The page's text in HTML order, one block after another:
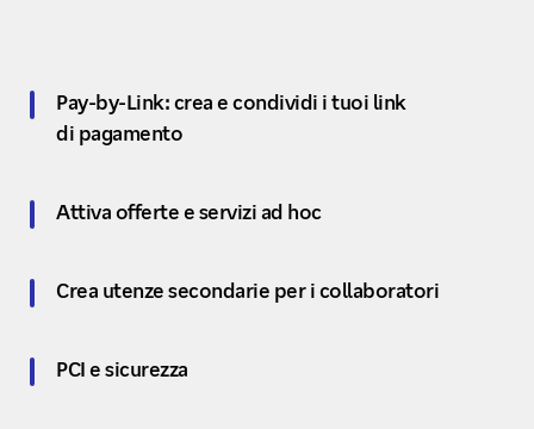
Pay-by-Link: crea e condividi i tuoi link
di pagamento
Attiva offerte e servizi ad hoc
Crea utenze secondarie per i collaboratori
PCI e sicurezza